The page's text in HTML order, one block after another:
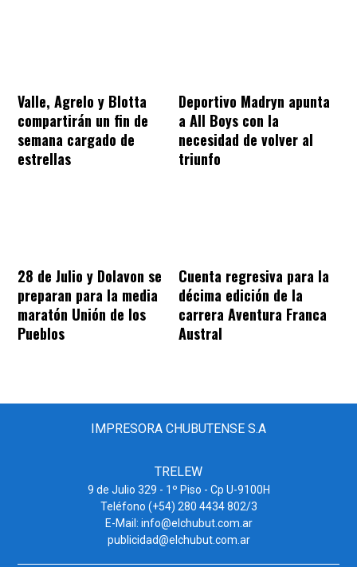
Valle, Agrelo y Blotta
compartirán un fin de
semana cargado de
estrellas
Deportivo Madryn apunta
a All Boys con la
necesidad de volver al
triunfo
28 de Julio y Dolavon se
preparan para la media
maratón Unión de los
Pueblos
Cuenta regresiva para la
décima edición de la
carrera Aventura Franca
Austral
IMPRESORA CHUBUTENSE S.A
TRELEW
9 de Julio 329 - 1º Piso - Cp U-9100H
Teléfono (+54) 280 4434 802/3
E-Mail: info@elchubut.com.ar
publicidad@elchubut.com.ar